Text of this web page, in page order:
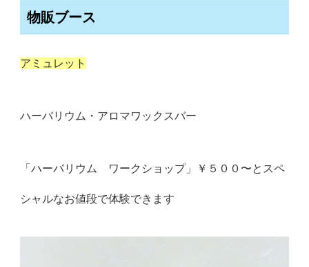
物販ブース
アミュレット
ハーバリウム・アロマワックスバー
「ハーバリウム ワークショップ」￥５００〜とスペ
シャルなお値段で体験できます